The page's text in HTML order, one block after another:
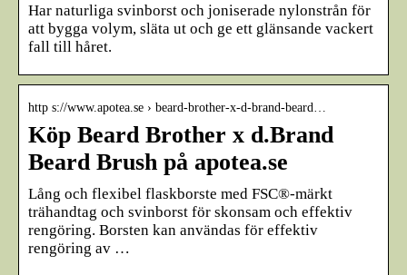
Har naturliga svinborst och joniserade nylonstrån för
att bygga volym, släta ut och ge ett glänsande vackert
fall till håret.
http s://www.apotea.se › beard-brother-x-d-brand-beard…
Köp Beard Brother x d.Brand
Beard Brush på apotea.se
Lång och flexibel flaskborste med FSC®-märkt
trähandtag och svinborst för skonsam och effektiv
rengöring. Borsten kan användas för effektiv
rengöring av …